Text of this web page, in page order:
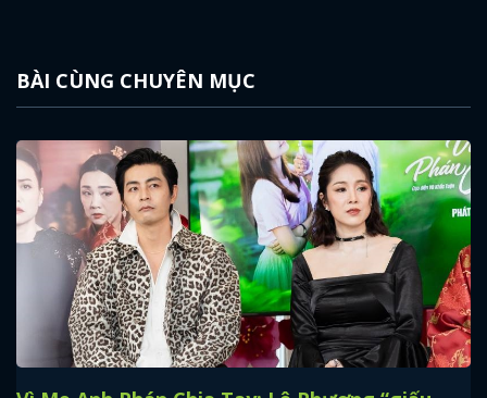
BÀI CÙNG CHUYÊN MỤC